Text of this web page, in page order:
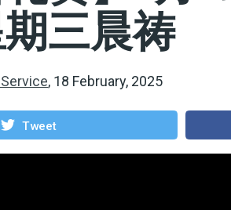
三晨祷
, 18 February, 2025
Tweet